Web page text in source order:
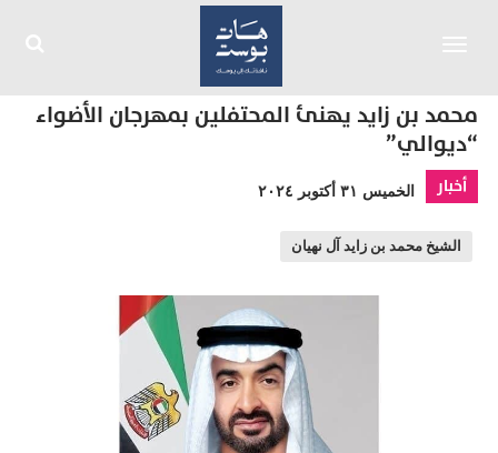
محمد بن زايد يهنئ المحتفلين بمهرجان الأضواء
“ديوالي”
أخبار الخميس ٣١ أكتوبر ٢٠٢٤
الشيخ محمد بن زايد آل نهيان